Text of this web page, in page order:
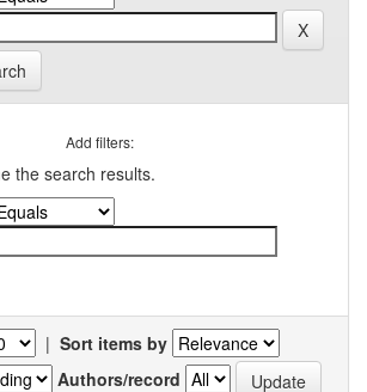
Add filters:
the search results.
| Sort items by
Authors/record